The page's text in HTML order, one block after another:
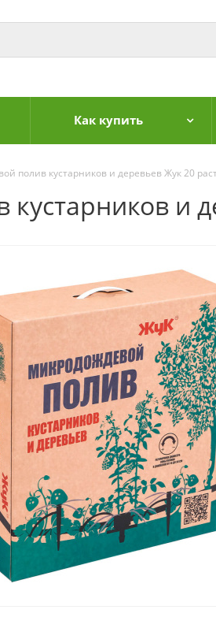
Как купить
полив кустарников и деревьев Жук 20
и